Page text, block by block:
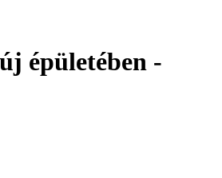
épületében -